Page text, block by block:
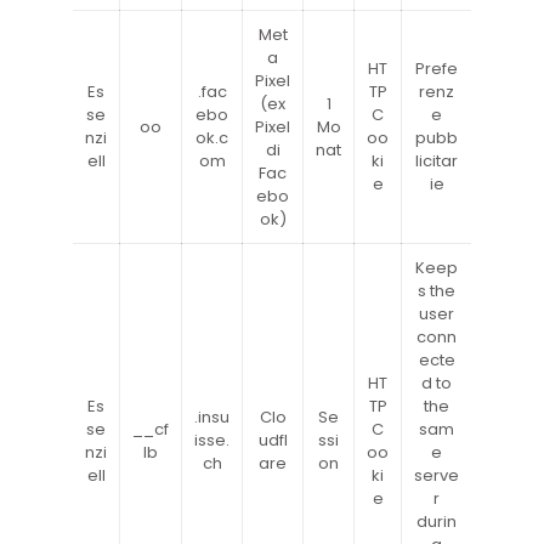
Es
se
nzi
ell
oo
.fac
ebo
ok.c
om
Met
a
Pixel
(ex
Pixel
di
Fac
ebo
ok)
1
Mo
nat
HT
TP
C
oo
ki
e
Prefe
renz
e
pubb
licitar
ie
Es
se
nzi
ell
__cf
lb
.insu
isse.
ch
Clo
udfl
are
Se
ssi
on
HT
TP
C
oo
ki
e
Keep
s the
user
conn
ecte
d to
the
sam
e
serve
r
durin